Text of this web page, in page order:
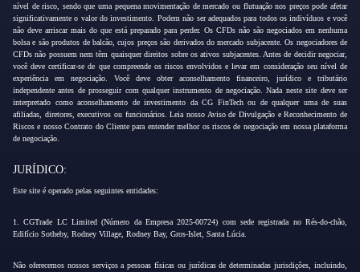
nível de risco, sendo que uma pequena movimentação de mercado ou flutuação nos preços pode afetar
significativamente o valor do investimento. Podem não ser adequados para todos os indivíduos e você
não deve arriscar mais do que está preparado para perder. Os CFDs não são negociados em nenhuma
bolsa e são produtos de balcão, cujos preços são derivados do mercado subjacente. Os negociadores de
CFDs não possuem nem têm quaisquer direitos sobre os ativos subjacentes. Antes de decidir negociar,
você deve certificar-se de que compreende os riscos envolvidos e levar em consideração seu nível de
experiência em negociação. Você deve obter aconselhamento financeiro, jurídico e tributário
independente antes de prosseguir com qualquer instrumento de negociação. Nada neste site deve ser
interpretado como aconselhamento de investimento da CG FinTech ou de qualquer uma de suas
afiliadas, diretores, executivos ou funcionários. Leia nosso Aviso de Divulgação e Reconhecimento de
Riscos e nosso Contrato do Cliente para entender melhor os riscos de negociação em nossa plataforma
de negociação.
JURÍDICO:
Este site é operado pelas seguintes entidades:
1. CGTrade LC Limited (Número da Empresa 2025-00724) com sede registrada no Rés-do-chão,
Edifício Sotheby, Rodney Village, Rodney Bay, Gros-Islet, Santa Lúcia.
Não oferecemos nossos serviços a pessoas físicas ou jurídicas de determinadas jurisdições, incluindo,